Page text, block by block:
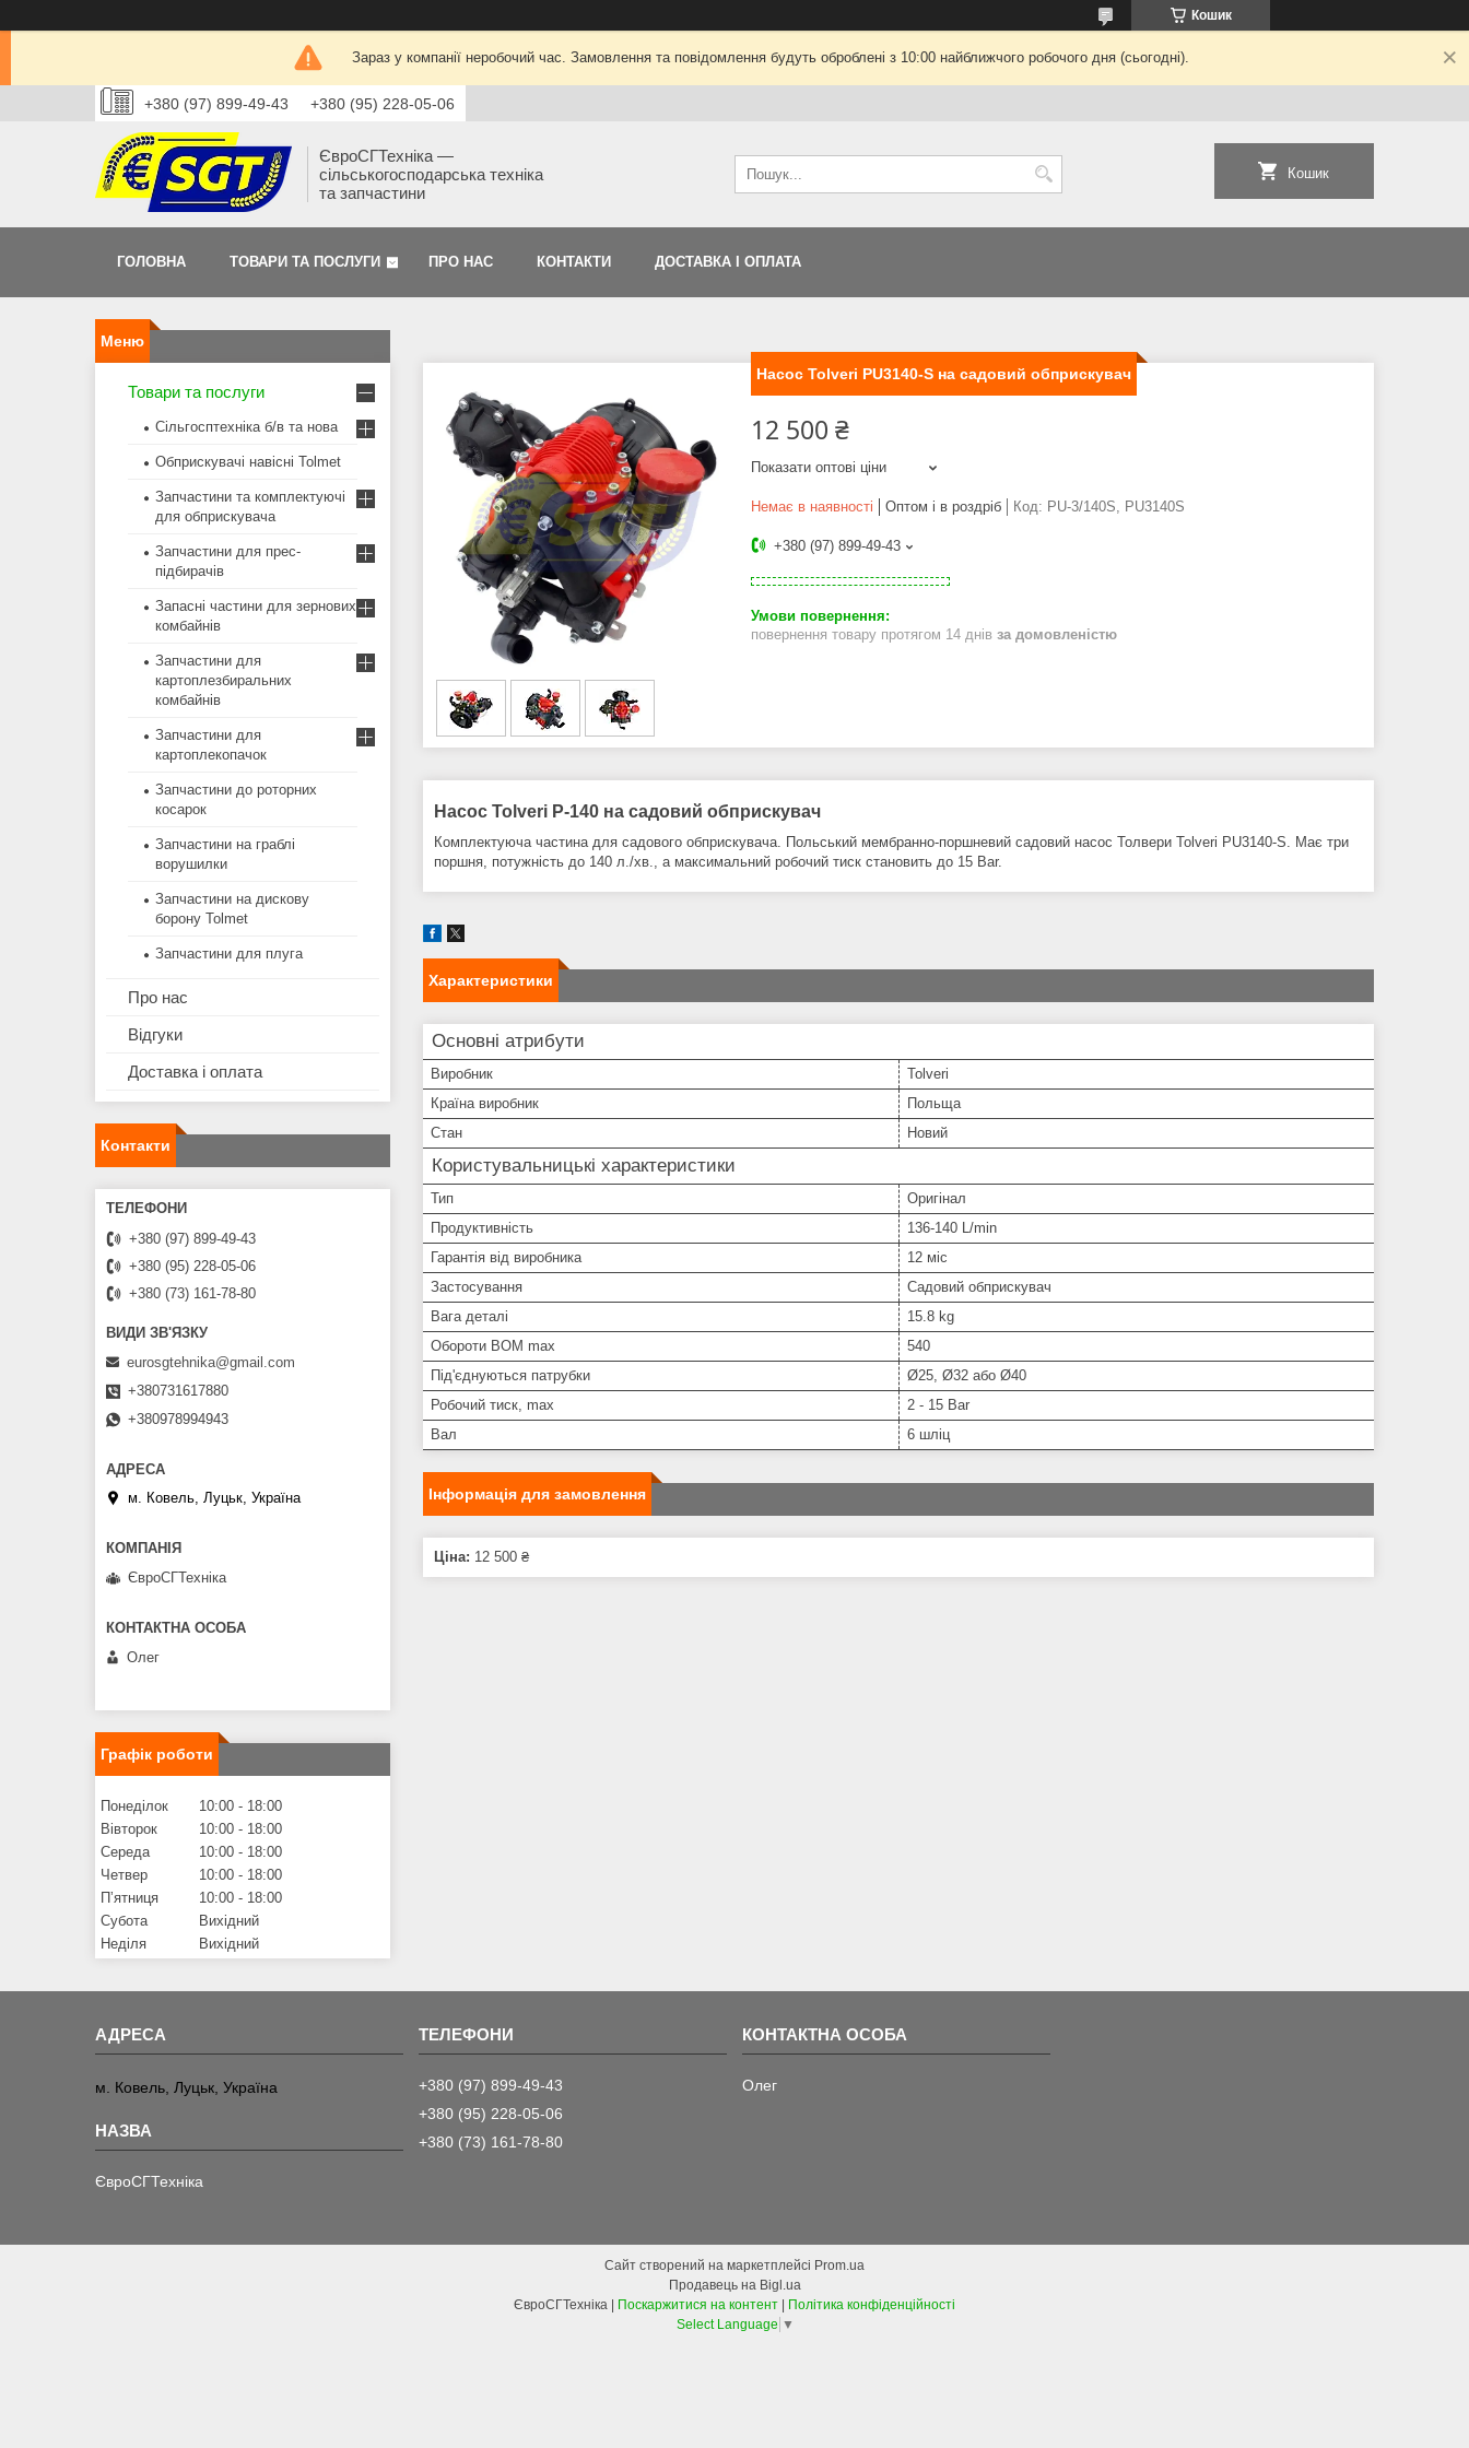
Кошик
Зараз у компанії неробочий час. Замовлення та повідомлення будуть оброблені з 10:00 найближчого робочого дня (сьогодні).
+380 (97) 899-49-43 +380 (95) 228-05-06
ЄвроСГТехніка —
сільськогосподарська техніка
та запчастини
Кошик
ГОЛОВНА ТОВАРИ ТА ПОСЛУГИ ПРО НАС КОНТАКТИ ДОСТАВКА І ОПЛАТА
Насос Tolveri PU3140-S на садовий обприскувач
12 500 ₴
Показати оптові ціни
Немає в наявності Оптом і в роздріб Код: PU-3/140S, PU3140S
+380 (97) 899-49-43
повернення товару протягом 14 днів за домовленістю
Насос Tolveri P-140 на садовий обприскувач
Комплектуюча частина для садового обприскувача. Польський мембранно-поршневий садовий насос Толвери Tolveri PU3140-S. Має три
поршня, потужність до 140 л./хв., а максимальний робочий тиск становить до 15 Bar.
Характеристики
Основні атрибути
Виробник
Tolveri
Країна виробник
Польща
Стан
Новий
Користувальницькі характеристики
Тип
Оригінал
Продуктивність
136-140 L/min
Гарантія від виробника
12 міс
Застосування
Садовий обприскувач
Вага деталі
15.8 kg
Обороти ВОМ max
540
Під'єднуються патрубки
Ø25, Ø32 або Ø40
Робочий тиск, max
2 - 15 Bar
Вал
6 шліц
Інформація для замовлення
Ціна: 12 500 ₴
Товари та послуги
Сільгосптехніка б/в та нова
Обприскувачі навісні Tolmet
Запчастини та комплектуючі
для обприскувача
Запчастини для прес-
підбирачів
Запасні частини для зернових
комбайнів
Запчастини для
картоплезбиральних
комбайнів
Запчастини для
картоплекопачок
Запчастини до роторних
косарок
Запчастини на граблі
ворушилки
Запчастини на дискову
борону Tolmet
Запчастини для плуга
Про нас
Відгуки
Доставка і оплата
Контакти
+380 (97) 899-49-43
+380 (95) 228-05-06
+380 (73) 161-78-80
eurosgtehnika@gmail.com
+380731617880
+380978994943
м. Ковель, Луцьк, Україна
ЄвроСГТехніка
Олег
Графік роботи
Понеділок 10:00
18:00
Вівторок
10:00
18:00
Середа
10:00
18:00
Четвер
10:00
18:00
Пʼятниця
10:00
18:00
Субота
Вихідний
Неділя
Вихідний
м. Ковель, Луцьк, Україна
ЄвроСГТехніка
+380 (97) 899-49-43
+380 (95) 228-05-06
+380 (73) 161-78-80
Олег
Сайт створений на маркетплейсі Prom.ua
Продавець на Bigl.ua
ЄвроСГТехніка | Поскаржитися на контент | Політика конфіденційності
Select Language ▼